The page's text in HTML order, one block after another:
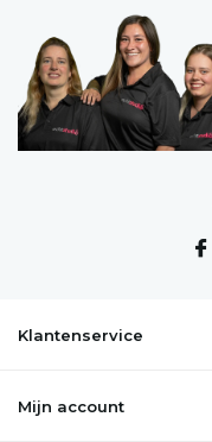
Klantenservice
Mijn account